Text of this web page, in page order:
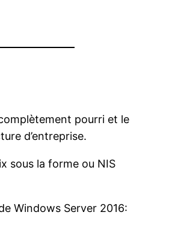
pourri et le
d’entreprise.
sous la forme ou NIS
Windows Server 2016: